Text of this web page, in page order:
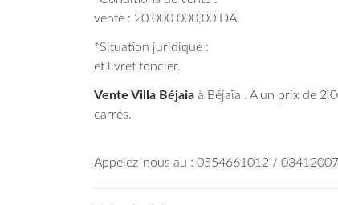
vente : 20 000 000,00 DA.
*Situation
et livret foncier.
Vente Villa Béjaia à Béjaïa . A un prix de
carrés.
Appelez-nous au : 0554661012 /